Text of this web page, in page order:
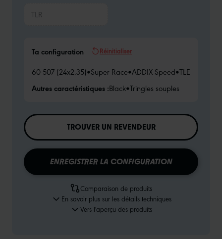
TLR
Ta configuration Réinitialiser
60-507 (24x2.35)•Super Race•ADDIX Speed•TLE
Autres caractéristiques :Black•Tringles souples
TROUVER UN REVENDEUR
ENREGISTRER LA CONFIGURATION
Comparaison de produits
En savoir plus sur les détails techniques
Vers l'aperçu des produits